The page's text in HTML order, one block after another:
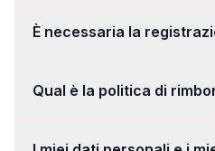
È necessaria la
Qual è la politica di